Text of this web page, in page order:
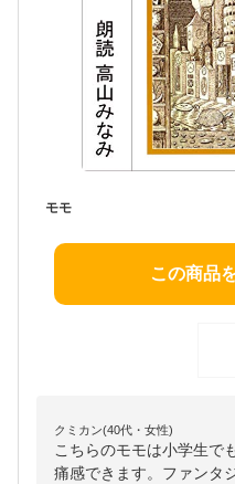
モモ
この商品
クミカン(40代・女性)
こちらのモモは小学生で
痛感できます。ファンタ